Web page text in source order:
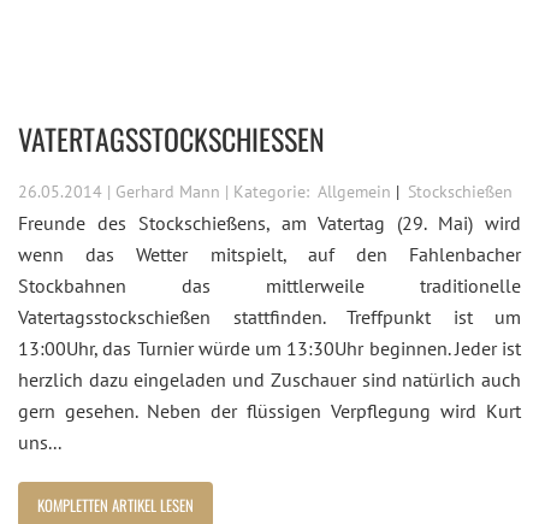
VATERTAGSSTOCKSCHIESSEN
26.05.2014 | Gerhard Mann | Kategorie: Allgemein Stockschießen
Freunde des Stockschießens, am Vatertag (29. Mai) wird
wenn das Wetter mitspielt, auf den Fahlenbacher
Stockbahnen das mittlerweile traditionelle
Vatertagsstockschießen stattfinden. Treffpunkt ist um
13:00Uhr, das Turnier würde um 13:30Uhr beginnen. Jeder ist
herzlich dazu eingeladen und Zuschauer sind natürlich auch
gern gesehen. Neben der flüssigen Verpflegung wird Kurt
uns...
KOMPLETTEN ARTIKEL LESEN